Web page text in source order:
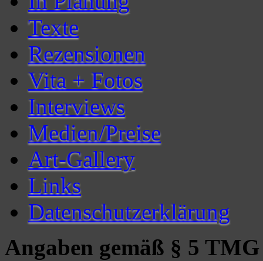
Texte
Rezensionen
Vita + Fotos
Interviews
Medien/Preise
Art-Gallery
Links
Datenschutzerklärung
Angaben gemäß § 5 TMG